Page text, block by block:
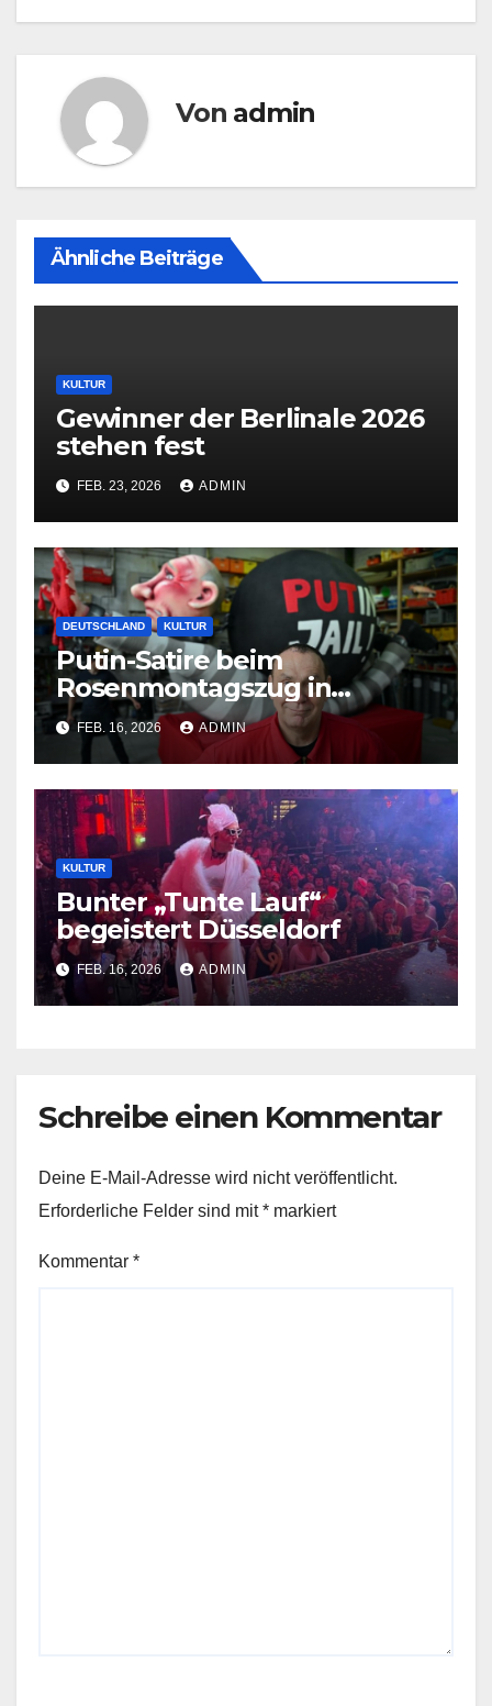
Von admin
Ähnliche Beiträge
KULTUR
Gewinner der Berlinale 2026
stehen fest
FEB. 23, 2026 ADMIN
DEUTSCHLAND KULTUR
Putin-Satire beim
Rosenmontagszug in
Düsseldorf
FEB. 16, 2026 ADMIN
KULTUR
Bunter „Tunte Lauf“
begeistert Düsseldorf
FEB. 16, 2026 ADMIN
Schreibe einen Kommentar
Deine E-Mail-Adresse wird nicht veröffentlicht.
Erforderliche Felder sind mit* markiert
Kommentar *